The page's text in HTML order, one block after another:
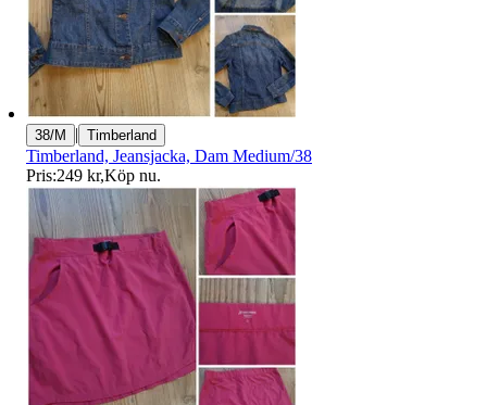
38/M | Timberland
Timberland, Jeansjacka, Dam Medium/38
Pris:249 kr,Köp nu.